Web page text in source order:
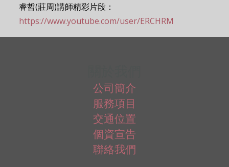
睿哲(莊周)講師精彩片段：
https://www.youtube.com/user/ERCHRM
公司簡介
服務項目
交通位置
個資宣告
聯絡我們